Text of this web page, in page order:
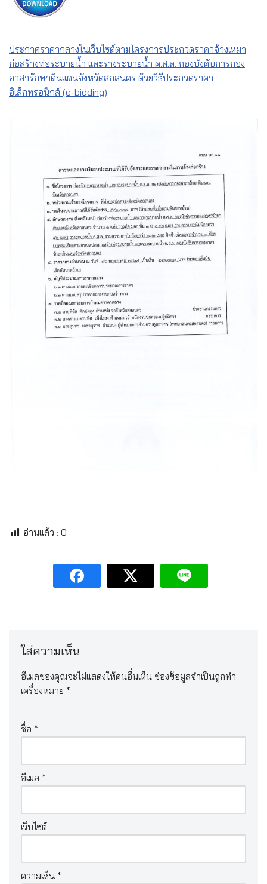
ประกาศราคากลางในเว็บไซต์ตามโครงการประกวดราคาจ้างเหมา
ก่อสร้างท่อระบายน้ำ และรางระบายน้ำ ค.ส.ล. กองบังคับการกอง
อาสารักษาดินแดนจังหวัดสกลนคร ด้วยวิธีประกวดราคา
อิเล็กทรอนิกส์ (e-bidding)
อ่านแล้ว : 0
ใส่ความเห็น
อีเมลของคุณจะไม่แสดงให้คนอื่นเห็น ช่องข้อมูลจำเป็นถูกทำ
เครื่องหมาย *
ชื่อ *
อีเมล *
เว็บไซต์
ความเห็น *